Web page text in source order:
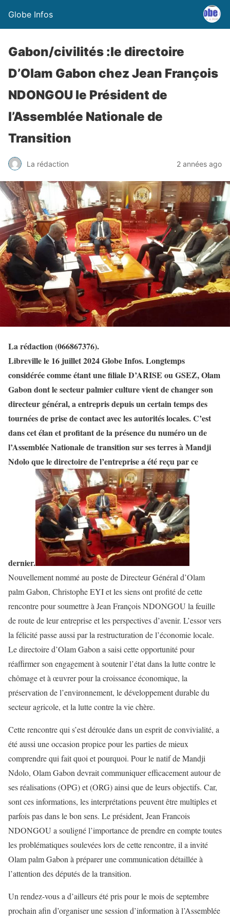
Globe Infos
Gabon/civilités :le directoire
D’Olam Gabon chez Jean François
NDONGOU le Président de
l’Assemblée Nationale de
Transition
La rédaction 2 années ago
La rédaction (066867376).
Libreville le 16 juillet 2024 Globe Infos. Longtemps
considérée comme étant une filiale D’ARISE ou GSEZ, Olam
Gabon dont le secteur palmier culture vient de changer son
directeur général, a entrepris depuis un certain temps des
tournées de prise de contact avec les autorités locales. C’est
dans cet élan et profitant de la présence du numéro un de
l’Assemblée Nationale de transition sur ses terres à Mandji
Ndolo que le directoire de l’entreprise a été reçu par ce
dernier.
Nouvellement nommé au poste de Directeur Général d’Olam
palm Gabon, Christophe EYI et les siens ont profité de cette
rencontre pour soumettre à Jean François NDONGOU la feuille
de route de leur entreprise et les perspectives d’avenir. L’essor vers
la félicité passe aussi par la restructuration de l’économie locale.
Le directoire d’Olam Gabon a saisi cette opportunité pour
réaffirmer son engagement à soutenir l’état dans la lutte contre le
chômage et à œuvrer pour la croissance économique, la
préservation de l’environnement, le développement durable du
secteur agricole, et la lutte contre la vie chère.
Cette rencontre qui s’est déroulée dans un esprit de convivialité, a
été aussi une occasion propice pour les parties de mieux
comprendre qui fait quoi et pourquoi. Pour le natif de Mandji
Ndolo, Olam Gabon devrait communiquer efficacement autour de
ses réalisations (OPG) et (ORG) ainsi que de leurs objectifs. Car,
sont ces informations, les interprétations peuvent être multiples et
parfois pas dans le bon sens. Le président, Jean Francois
NDONGOU a souligné l’importance de prendre en compte toutes
les problématiques soulevées lors de cette rencontre, il a invité
Olam palm Gabon à préparer une communication détaillée à
l’attention des députés de la transition.
Un rendez-vous a d’ailleurs été pris pour le mois de septembre
prochain afin d’organiser une session d’information à l’Assemblée